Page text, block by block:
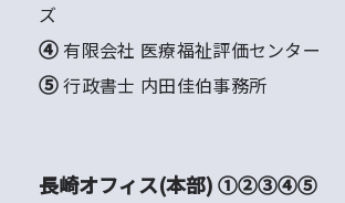
ズ
④ 有限会社 医療福祉評価センター
⑤ 行政書士 内田佳伯事務所
長崎オフィス(本部) ①②③④⑤